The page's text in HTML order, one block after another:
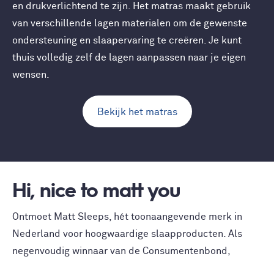
en drukverlichtend te zijn. Het matras maakt gebruik
van verschillende lagen materialen om de gewenste
ondersteuning en slaapervaring te creëren. Je kunt
thuis volledig zelf de lagen aanpassen naar je eigen
wensen.
Bekijk het matras
Hi, nice to matt you
Ontmoet Matt Sleeps, hét toonaangevende merk in
Nederland voor hoogwaardige slaapproducten. Als
negenvoudig winnaar van de Consumentenbond,